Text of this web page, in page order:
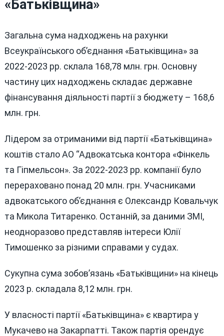
«Батьківщина»
Загальна сума надходжень на рахунки
Всеукраїнського об’єднання «Батьківщина» за
2022-2023 рр. склала 168,78 млн. грн. Основну
частину цих надходжень складає державне
фінансування діяльності партії з бюджету – 168,6
млн. грн.
Лідером за отриманими від партії «Батьківщина»
коштів стало АО “Адвокатська контора «Фінкель
та Гіпмельсон». За 2022-2023 рр. компанії було
перераховано понад 20 млн. грн. Учасниками
адвокатського об’єднання є Олександр Ковальчук
та Микола Титаренко. Останній, за даними ЗМІ,
неодноразово представляв інтереси Юлії
Тимошенко за різними справами у судах.
Сукупна сума зобов’язань «Батьківщини» на кінець
2023 р. складала 8,12 млн. грн.
У власності партії «Батьківщина» є квартира у
Мукачево на Закарпатті. Також партія орендує